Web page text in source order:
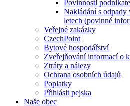
Povinnosti
Nakládání s
letech (povinné
Veřejné zakázky
CzechPoint
Bytové hospodářství
Zveřejňování informací o
Ztráty a nálezy
Ochrana osobních údajů
Poplatky
Přihlásit pejska
Naše obec